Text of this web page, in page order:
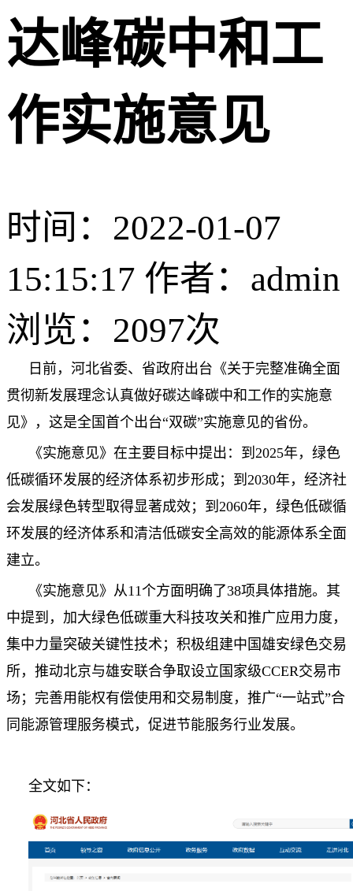
达峰碳中和工
作实施意见
时间：2022-01-07
15:15:17 作者：admin
浏览： 2097次
日前，河北省委、省政府出台《关于完整准确全面
贯彻新发展理念认真做好碳达峰碳中和工作的实施意
见》，这是全国首个出台“双碳”实施意见的省份。
《实施意见》在主要目标中提出：到2025年，绿色
低碳循环发展的经济体系初步形成；到2030年，经济社
会发展绿色转型取得显著成效；到2060年，绿色低碳循
环发展的经济体系和清洁低碳安全高效的能源体系全面
建立。
《实施意见》从11个方面明确了38项具体措施。其
中提到，加大绿色低碳重大科技攻关和推广应用力度，
集中力量突破关键性技术；积极组建中国雄安绿色交易
所，推动北京与雄安联合争取设立国家级CCER交易市
场；完善用能权有偿使用和交易制度，推广“一站式”合
同能源管理服务模式，促进节能服务行业发展。
全文如下：